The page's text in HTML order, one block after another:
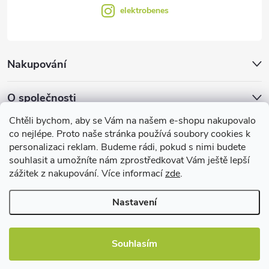
Chtěli bychom, aby se Vám na našem e-shopu nakupovalo
co nejlépe. Proto naše stránka používá soubory cookies k
personalizaci reklam. Budeme rádi, pokud s nimi budete
souhlasit a umožníte nám zprostředkovat Vám ještě lepší
zážitek z nakupování. Více informacízde.
Nastavení
Souhlasím
Nakupování
O společnosti
Facebook
elektrobenes
Užitečné informace